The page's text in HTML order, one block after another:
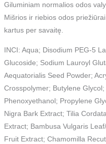
Giluminiam normalios odos
Mišrios ir riebios odos
kartus per savaitę.
INCI: Aqua; Disodium PEG-5
Glucoside; Sodium Lauroyl
Aequatorialis Seed Powder;
Crosspolymer; Butylene
Phenoxyethanol; Propylene
Nigra Bark Extract; Tilia
Extract; Bambusa Vulgaris
Fruit Extract; Chamomilla